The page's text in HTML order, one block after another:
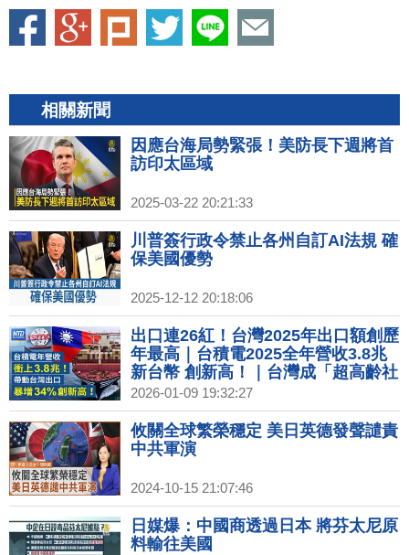
相關新聞
因應台海局勢緊張！美防長下週將首
訪印太區域
2025-03-22 20:21:33
川普簽行政令禁止各州自訂AI法規 確
保美國優勢
2025-12-12 20:18:06
出口連26紅！台灣2025年出口額創歷
年最高｜台積電2025全年營收3.8兆
新台幣 創新高！｜台灣成「超高齡社
會」！65歲以上人口逾20％｜全球石
油巨頭今赴華府會川普 討論委內瑞拉
石油
2026-01-09 19:32:27
攸關全球繁榮穩定 美日英德發聲譴責
中共軍演
2024-10-15 21:07:46
日媒爆：中國商透過日本 將芬太尼原
料輸往美國